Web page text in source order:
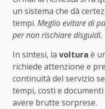
un sistema che dà
tempi. Meglio evitare di
per non rischiare disguidi.
In sintesi, la voltura è
richiede attenzione e
continuità del servizio
tempi, costi e
avere brutte sorprese.